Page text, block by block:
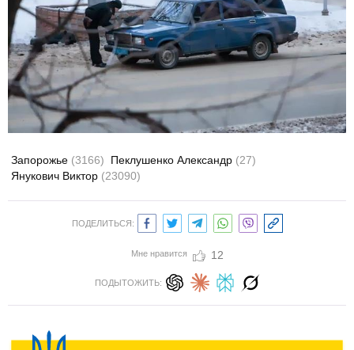
Запорожье (3166) Пеклушенко Александр (27)
Янукович Виктор (23090)
ПОДЕЛИТЬСЯ:
Мне нравится 12
ПОДЫТОЖИТЬ: